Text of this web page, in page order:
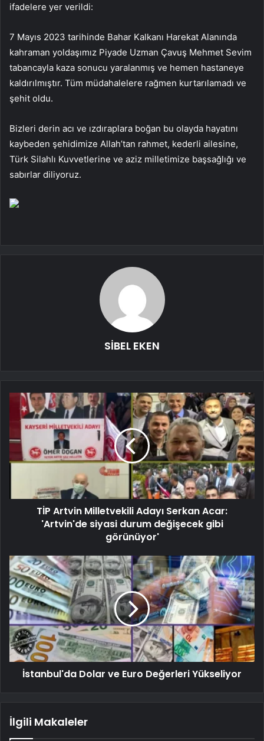
ifadelere yer verildi:
7 Mayıs 2023 tarihinde Bahar Kalkanı Harekat Alanında
kahraman yoldaşımız Piyade Uzman Çavuş Mehmet Sevim
tabancayla kaza sonucu yaralanmış ve hemen hastaneye
kaldırılmıştır. Tüm müdahalelere rağmen kurtarılamadı ve
şehit oldu.
Bizleri derin acı ve ızdıraplara boğan bu olayda hayatını
kaybeden şehidimize Allah’tan rahmet, kederli ailesine,
Türk Silahlı Kuvvetlerine ve aziz milletimize başsağlığı ve
sabırlar diliyoruz.
SİBEL EKEN
TİP Artvin Milletvekili Adayı Serkan Acar:
'Artvin'de siyasi durum değişecek gibi
görünüyor'
İstanbul'da Dolar ve Euro Değerleri Yükseliyor
İlgili Makaleler